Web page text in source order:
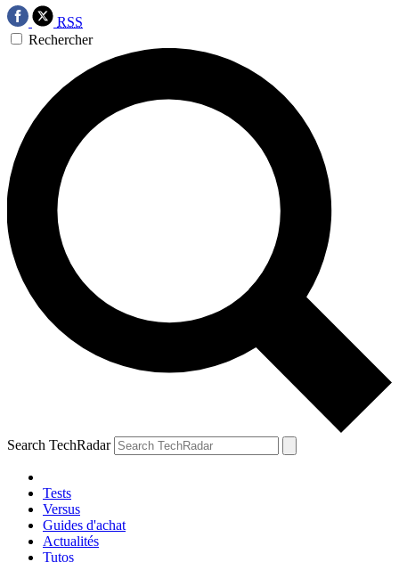
RSS
Rechercher
Search TechRadar
Tests
Versus
Guides d'achat
Actualités
Tutos